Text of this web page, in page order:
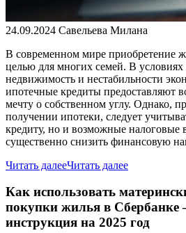
24.09.2024 Савельева Милана
В современном мире приобретение
целью для многих семей. В
недвижимость и нестабильности
ипотечные кредиты предоставляют
мечту о собственном углу. Однако,
получении ипотеки, следует
кредиту, но и возможные налоговые
существенно снизить финансовую
Читать далееЧитать далее
Как использовать
покупки жилья в Сбербанке
инструкция на 2025 год